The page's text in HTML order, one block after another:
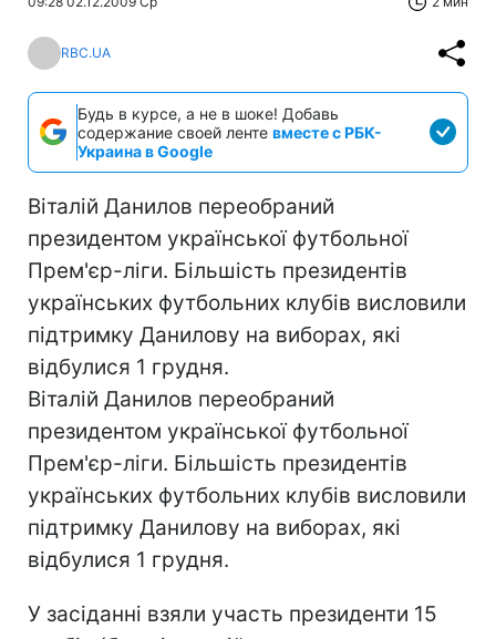
RBC.UA
Будь в курсе, а не в шоке! Добавь
содержание своей ленте вместе с РБК-
Украина в Google
Віталій Данилов переобраний
президентом української футбольної
Прем'єр-ліги. Більшість президентів
українських футбольних клубів висловили
підтримку Данилову на виборах, які
відбулися 1 грудня.
Віталій Данилов переобраний
президентом української футбольної
Прем'єр-ліги. Більшість президентів
українських футбольних клубів висловили
підтримку Данилову на виборах, які
відбулися 1 грудня.
У засіданні взяли участь президенти 15